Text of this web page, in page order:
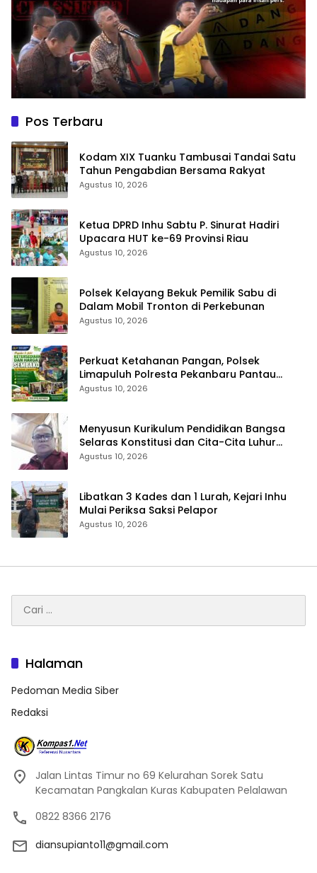
Pos Terbaru
Kodam XIX Tuanku Tambusai Tandai Satu
Tahun Pengabdian Bersama Rakyat
Agustus 10, 2026
Ketua DPRD Inhu Sabtu P. Sinurat Hadiri
Upacara HUT ke-69 Provinsi Riau
Agustus 10, 2026
Polsek Kelayang Bekuk Pemilik Sabu di
Dalam Mobil Tronton di Perkebunan
Agustus 10, 2026
Perkuat Ketahanan Pangan, Polsek
Limapuluh Polresta Pekanbaru Pantau
Harga Sembako di Pasar
Agustus 10, 2026
Menyusun Kurikulum Pendidikan Bangsa
Selaras Konstitusi dan Cita-Cita Luhur
Bangsa
Agustus 10, 2026
Libatkan 3 Kades dan 1 Lurah, Kejari Inhu
Mulai Periksa Saksi Pelapor
Agustus 10, 2026
untuk:
Halaman
Pedoman Media Siber
Redaksi
Jalan Lintas Timur no 69 Kelurahan Sorek Satu
Kecamatan Pangkalan Kuras Kabupaten Pelalawan
0822 8366 2176
diansupianto11@gmail.com